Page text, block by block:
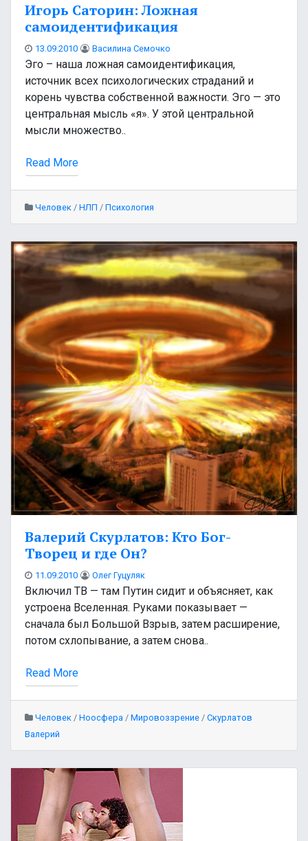
Игорь Саторин: Ложная
самоидентификация
13.09.2010 Василина Семочко
Эго – наша ложная самоидентификация,
источник всех психологических страданий и
корень чувства собственной важности. Эго — это
центральная мысль «я». У этой центральной
мысли множество..
Read More
Человек / НЛП / Психология
Валерий Скурлатов: Кто Бог-
Творец и где Он?
11.09.2010 Олег Гуцуляк
Включил ТВ — там Путин сидит и объясняет, как
устроена Вселенная. Руками показывает —
сначала был Большой Взрыв, затем расширение,
потом схлопывание, а затем снова..
Read More
Человек / Ноосфера / Мировоззрение / Скурлатов
Валерий